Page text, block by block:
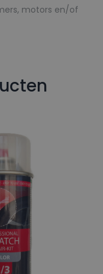
motors en/of